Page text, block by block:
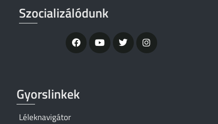
Szocializálódunk
Gyorslinkek
Léleknavigátor